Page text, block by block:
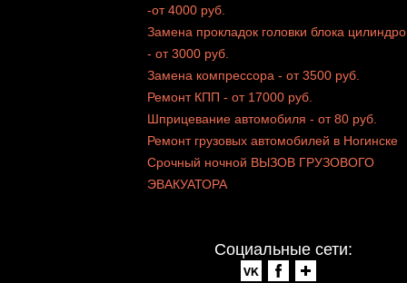
-от 4000 руб.
Замена прокладок головки блока
- от 3000 руб.
Замена компрессора - от 3500 руб.
Ремонт КПП - от 17000 руб.
Шприцевание автомобиля - от 80 руб.
Ремонт грузовых автомобилей в Ногинске
Срочный ночной ВЫЗОВ ГРУЗОВОГО
ЭВАКУАТОРА
Социальные сети: